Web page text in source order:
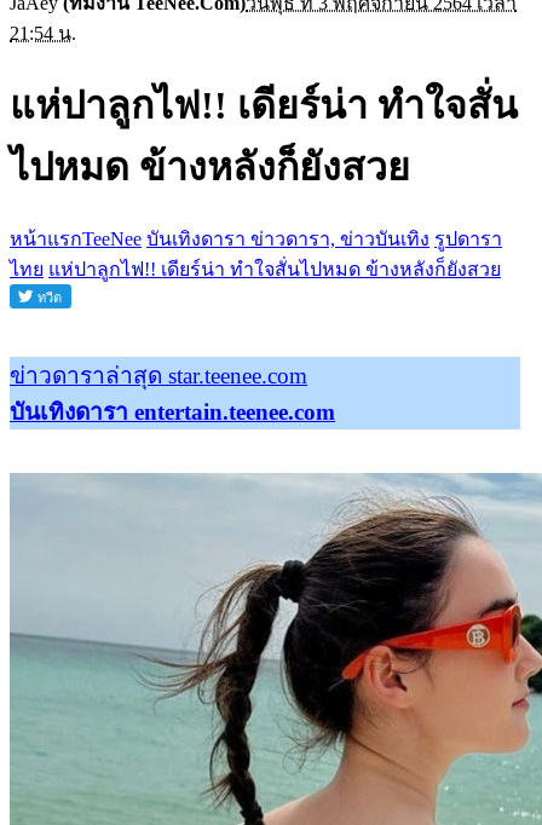
21:54 น.
แห่ปาลูกไฟ!! เดียร์น่า ทำใจสั่น
ไปหมด ข้างหลังก็ยังสวย
หน้าแรกTeeNee บันเทิงดารา ข่าวดารา, ข่าวบันเทิง รูปดารา
ไทย แห่ปาลูกไฟ!! เดียร์น่า ทำใจสั่นไปหมด ข้างหลังก็ยังสวย
ข่าวดาราล่าสุด star.teenee.com
บันเทิงดารา entertain.teenee.com